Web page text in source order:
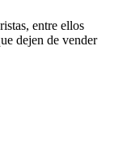
entre ellos
dejen de vender